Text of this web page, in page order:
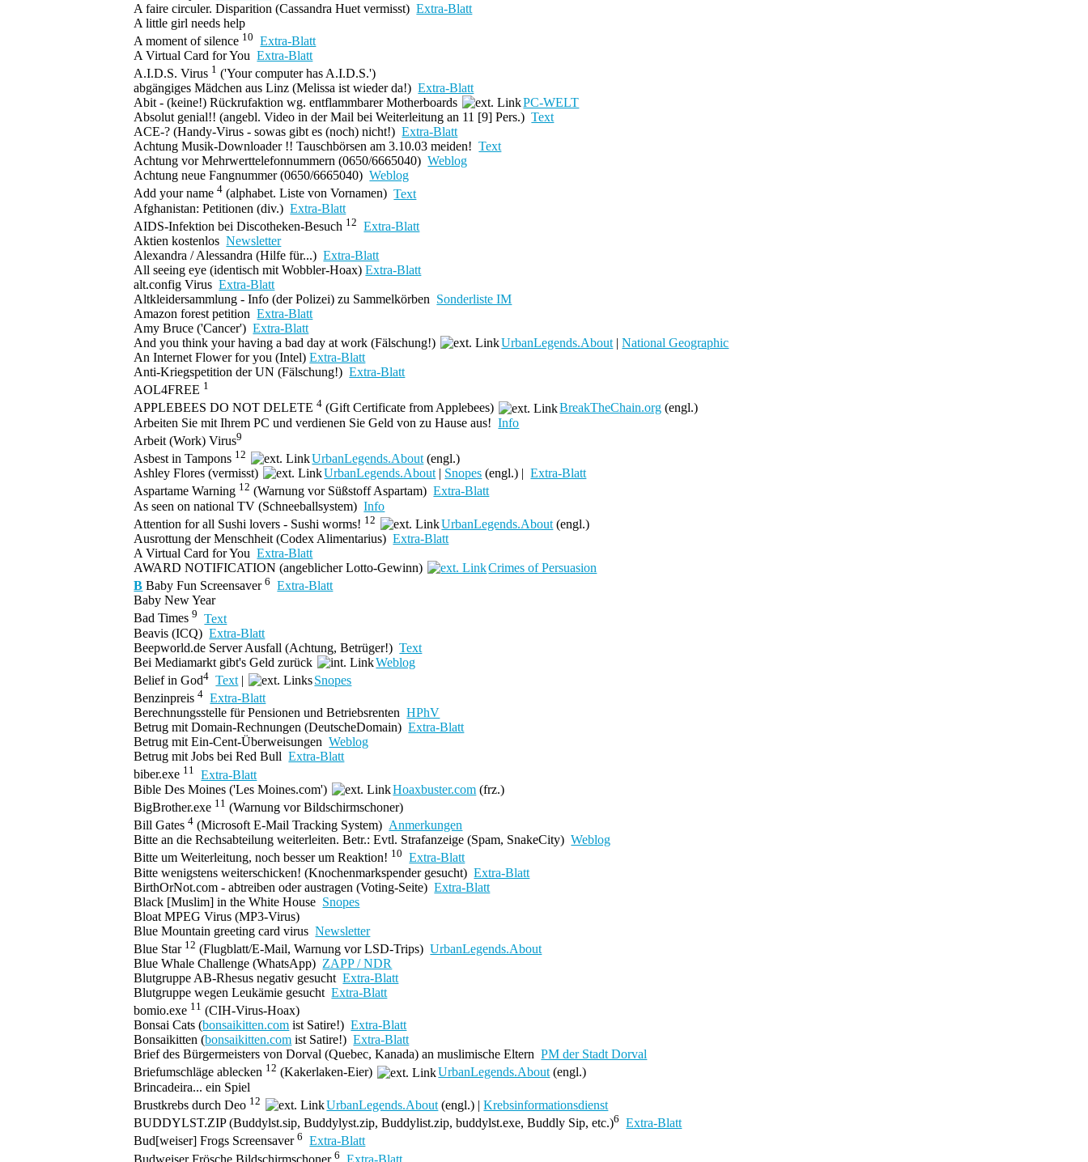
A faire circuler. Disparition(Cassandra Huetvermisst) Extra-Blatt
A little girl needs help
A moment of silence 10
Extra-Blatt
A Virtual Card for You Extra-Blatt
A.I.D.S. Virus 1 ('Your computer has A.I.D.S.')
abgängiges Mädchen aus Linz(Melissa ist wieder da!) Extra-Blatt
Abit- (keine!)Rückrufaktion wg. entflammbarer Motherboards
PC-WELT
Absolut genial!!(angebl. Video in der Mail bei Weiterleitung an 11 [9] Pers.) Text
ACE-?(Handy-Virus - sowas gibt es (noch) nicht!) Extra-Blatt
Achtung Musik-Downloader !! Tauschbörsen am 3.10.03 meiden! Text
Achtung vor Mehrwerttelefonnummern (0650/6665040) Weblog
Achtung neue Fangnummer(0650/6665040) Weblog
Add your name4 (alphabet. Liste von Vornamen) Text
Afghanistan: Petitionen(div.) Extra-Blatt
AIDS-Infektion bei Discotheken-Besuch 12
Extra-Blatt
Aktien kostenlos Newsletter
Alexandra / Alessandra(Hilfe für...) Extra-Blatt
All seeing eye(identisch mit Wobbler-Hoax) Extra-Blatt
alt.config Virus Extra-Blatt
Altkleidersammlung - Info (der Polizei) zu Sammelkörben Sonderliste IM
Amazon forest petition Extra-Blatt
Amy Bruce ('Cancer') Extra-Blatt
And you think your having a bad day at work(Fälschung!) UrbanLegends.About |National Geographic
An Internet Flower for you(Intel) Extra-Blatt
Anti-Kriegspetition der UN(Fälschung!) Extra-Blatt
AOL4FREE 1
APPLEBEES DO NOT DELETE4 (Gift Certificate from Applebees) BreakTheChain.org (engl.)
Arbeiten Sie mit Ihrem PC und verdienen Sie Geld von zu Hause aus! Info
Arbeit (Work)Virus9
Asbest in Tampons 12 UrbanLegends.About(engl.)
Ashley Flores (vermisst) UrbanLegends.About| Snopes (engl.) |
Extra-Blatt
Aspartame Warning 12 (Warnung vor Süßstoff Aspartam) Extra-Blatt
As seen on national TV(Schneeballsystem) Info
Attention for all Sushi lovers - Sushi worms! 12 UrbanLegends.About (engl.)
Ausrottung der Menschheit (Codex Alimentarius) Extra-Blatt
A Virtual Card for You Extra-Blatt
AWARD NOTIFICATION(angeblicher Lotto-Gewinn)
Crimes of Persuasion
B Baby Fun Screensaver6
Extra-Blatt
Baby New Year
Bad Times9
Text
Beavis(ICQ) Extra-Blatt
Beepworld.de Server Ausfall(Achtung, Betrüger!) Text
Bei Mediamarkt gibt's Geld zurück
Weblog
Belief in God4 Text |
Snopes
Benzinpreis4 Extra-Blatt
Berechnungsstelle für Pensionen und Betriebsrenten HPhV
Betrug mit Domain-Rechnungen (DeutscheDomain) Extra-Blatt
Betrug mit Ein-Cent-Überweisungen Weblog
Betrug mit Jobs bei Red Bull Extra-Blatt
biber.exe 11
Extra-Blatt
Bible Des Moines ('Les Moines.com')
Hoaxbuster.com (frz.)
BigBrother.exe 11 (Warnung vor Bildschirmschoner)
Bill Gates4 (Microsoft E-Mail Tracking System) Anmerkungen
Bitte an die Rechsabteilung weiterleiten. Betr.: Evtl. Strafanzeige(Spam, SnakeCity) Weblog
Bitte um Weiterleitung, noch besser um Reaktion! 10
Extra-Blatt
Bitte wenigstens weiterschicken!(Knochenmarkspender gesucht) Extra-Blatt
BirthOrNot.com - abtreiben oder austragen (Voting-Seite) Extra-Blatt
Black [Muslim] in the White House Snopes
Bloat MPEG Virus(MP3-Virus)
Blue Mountain greeting card virus Newsletter
Blue Star 12 (Flugblatt/E-Mail, Warnung vor LSD-Trips) UrbanLegends.About
Blue Whale Challenge (WhatsApp) ZAPP / NDR
Blutgruppe AB-Rhesus negativ gesucht Extra-Blatt
Blutgruppe wegen Leukämie gesucht Extra-Blatt
bomio.exe 11 (CIH-Virus-Hoax)
Bonsai Cats(bonsaikitten.com ist Satire!) Extra-Blatt
Bonsaikitten(bonsaikitten.com ist Satire!) Extra-Blatt
Brief des Bürgermeisters von Dorval (Quebec, Kanada) an muslimische Eltern PM der Stadt Dorval
Briefumschläge ablecken 12 (Kakerlaken-Eier) UrbanLegends.About(engl.)
Brincadeira... ein Spiel
Brustkrebs durch Deo 12 UrbanLegends.About (engl.) |Krebsinformationsdienst
BUDDYLST.ZIP(Buddylst.sip, Buddylyst.zip, Buddylist.zip, buddylst.exe, Buddly Sip, etc.)6
Extra-Blatt
Bud[weiser] Frogs Screensaver6
Extra-Blatt
Budweiser Frösche Bildschirmschoner6
Extra-Blatt